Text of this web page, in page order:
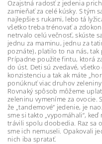
Ozajstná radosť z jedenia
zamieňať za celé kúsky. S tým
najlepšie s rukami, lebo tá
všetko treba trénovať a
netrvalo celú večnosť, skúste
jednu za maminu, jednu za
poznáte), platilo to na nás,
Prípadne použite fintu, ktorá
do úst. Deti sú zvedavé,
konzistenciu a tak ak máte
ponúknuť viac druhov
Rovnaký spôsob môžeme
zeleninu vymeníme za ovocie.
že „tandemové“ jedenie, je
sme si takto „vypomáhali“,
trávili spolu doobedia. Raz sa
sme ich nemuseli. Opakovali
nich iba spratať.